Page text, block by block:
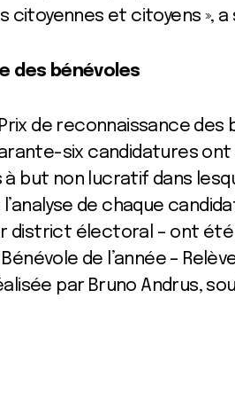
citoyennes et citoyens », a
des bénévoles
de reconnaissance des
six candidatures
à but non lucratif dans
de chaque
district électoral – ont été
de l’année –
par Bruno Andrus,